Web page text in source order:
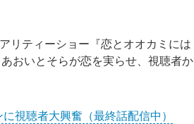
リティーショー『恋とオオカミには
おいとそらが恋を実らせ、視聴者か
視聴者大興奮（最終話配信中）